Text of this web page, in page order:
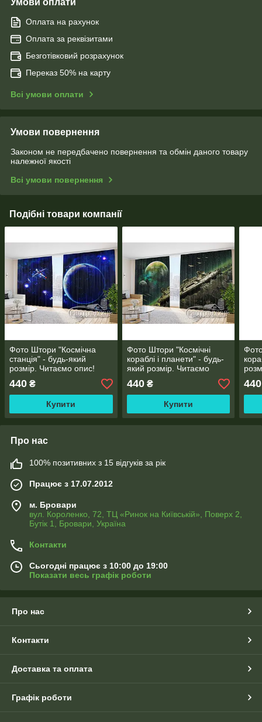
Умови оплати
Оплата на рахунок
Оплата за реквізитами
Безготівковий розрахунок
Переказ 50% на карту
Всі умови оплати
Умови повернення
Законом не передбачено повернення та обмін даного товару
належної якості
Всі умови повернення
Подібні товари компанії
Фото Штори "Космічна
станція" - будь-який
розмір. Читаємо опис!
440 ₴
Купити
Фото Штори "Космічні
кораблі і планети" - будь-
який розмір. Читаємо
440₴
Купити
440
Про нас
100% позитивних з 15 відгуків за рік
Працює з 17.07.2012
м. Бровари
вул. Короленко, 72, ТЦ «Ринок на Київській», Поверх 2,
Бутік 1, Бровари, Україна
Контакти
Сьогодні працює з 10:00 до 19:00
Показати весь графік роботи
Про нас
Контакти
Доставка та оплата
Графік роботи